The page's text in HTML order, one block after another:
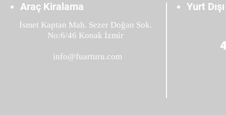
Araç Kiralama
Yurt
İsmet Kaptan Mah. Sezer Doğan Sok.
No:6/46 Konak İzmir
info@fuarturu.com